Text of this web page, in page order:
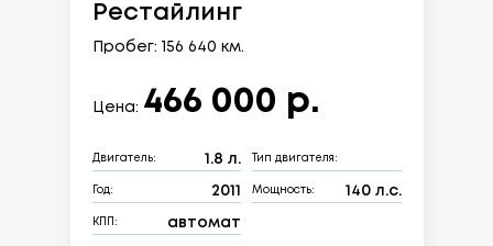
Рестайлинг
Пробег: 156 640 км.
Цена: 466 000 р.
Двигатель: 1.8 л. Тип двигателя:
Год: 2011 Мощность: 140 л.с.
КПП: автомат